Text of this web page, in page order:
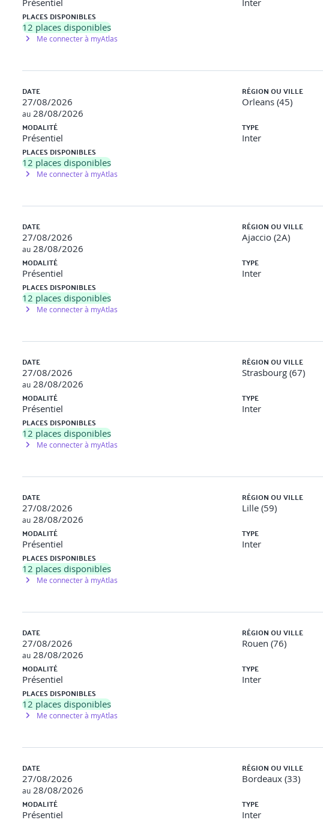
Cargo, Steerlab, HubSpot, LinkedIn Sales Navigator
Présentiel Inter
PLACES DISPONIBLES
12 places disponibles
Me connecter à myAtlas
DATE
27/08/2026
au 28/08/2026
RÉGION OU VILLE
Orleans (45)
MODALITÉ
Présentiel
TYPE
Inter
PLACES DISPONIBLES
12 places disponibles
Me connecter à myAtlas
DATE
27/08/2026
au 28/08/2026
RÉGION OU VILLE
Ajaccio (2A)
MODALITÉ
Présentiel
TYPE
Inter
PLACES DISPONIBLES
12 places disponibles
Me connecter à myAtlas
DATE
27/08/2026
au 28/08/2026
RÉGION OU VILLE
Strasbourg (67)
MODALITÉ
Présentiel
TYPE
Inter
PLACES DISPONIBLES
12 places disponibles
Me connecter à myAtlas
DATE
27/08/2026
au 28/08/2026
RÉGION OU VILLE
Lille (59)
MODALITÉ
Présentiel
TYPE
Inter
PLACES DISPONIBLES
12 places disponibles
Me connecter à myAtlas
DATE
27/08/2026
au 28/08/2026
RÉGION OU VILLE
Rouen (76)
MODALITÉ
Présentiel
TYPE
Inter
PLACES DISPONIBLES
12 places disponibles
Me connecter à myAtlas
DATE
27/08/2026
au 28/08/2026
RÉGION OU VILLE
Bordeaux (33)
MODALITÉ
Présentiel
TYPE
Inter